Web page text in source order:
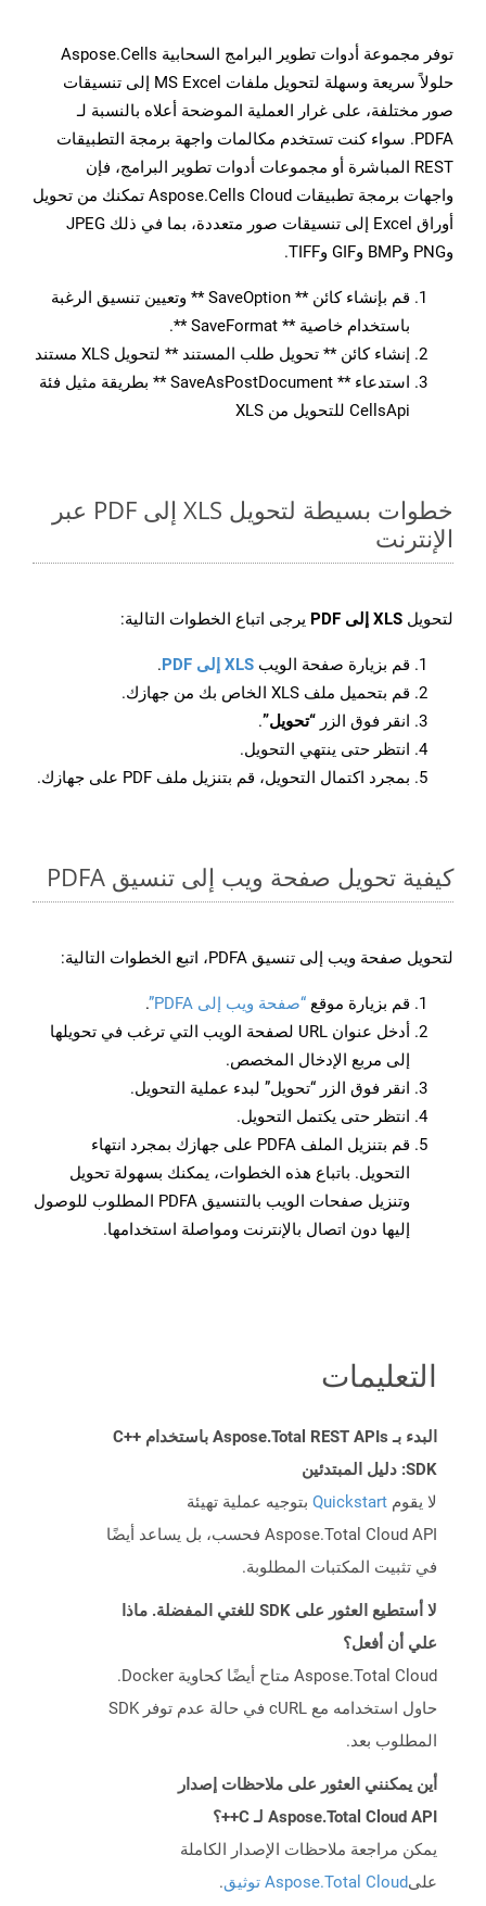
توفر مجموعة أدوات تطوير البرامج السحابية Aspose.Cells
حلولاً سريعة وسهلة لتحويل ملفات MS Excel إلى تنسيقات
صور مختلفة، على غرار العملية الموضحة أعلاه بالنسبة لـ
PDFA. سواء كنت تستخدم مكالمات واجهة برمجة التطبيقات
REST المباشرة أو مجموعات أدوات تطوير البرامج، فإن
واجهات برمجة تطبيقات Aspose.Cells Cloud تمكنك من تحويل
أوراق Excel إلى تنسيقات صور متعددة، بما في ذلك JPEG
وPNG وBMP وGIF وTIFF.
قم بإنشاء كائن ** SaveOption ** وتعيين تنسيق الرغبة
باستخدام خاصية ** SaveFormat **.
إنشاء كائن ** تحويل طلب المستند ** لتحويل XLS مستند
استدعاء ** SaveAsPostDocument ** بطريقة مثيل فئة
CellsApi للتحويل من XLS
خطوات بسيطة لتحويل XLS إلى PDF عبر
الإنترنت
لتحويل XLS إلى PDF يرجى اتباع الخطوات التالية:
قم بزيارة صفحة الويب XLS إلى PDF
.
قم بتحميل ملف XLS الخاص بك من جهازك.
انقر فوق الزر “تحويل”.
انتظر حتى ينتهي التحويل.
بمجرد اكتمال التحويل، قم بتنزيل ملف PDF على جهازك.
كيفية تحويل صفحة ويب إلى تنسيق PDFA
لتحويل صفحة ويب إلى تنسيق PDFA، اتبع الخطوات التالية:
قم بزيارة موقع “صفحة ويب إلى PDFA”
.
أدخل عنوان URL لصفحة الويب التي ترغب في تحويلها
إلى مربع الإدخال المخصص.
انقر فوق الزر “تحويل” لبدء عملية التحويل.
انتظر حتى يكتمل التحويل.
قم بتنزيل الملف PDFA على جهازك بمجرد انتهاء
التحويل. باتباع هذه الخطوات، يمكنك بسهولة تحويل
وتنزيل صفحات الويب بالتنسيق PDFA المطلوب للوصول
إليها دون اتصال بالإنترنت ومواصلة استخدامها.
التعليمات
البدء بـ Aspose.Total REST APIs باستخدام C++
SDK: دليل المبتدئين
لا يقوم Quickstart بتوجيه عملية تهيئة
Aspose.Total Cloud API فحسب، بل يساعد أيضًا
في تثبيت المكتبات المطلوبة.
لا أستطيع العثور على SDK للغتي المفضلة. ماذا
علي أن أفعل؟
Aspose.Total Cloud متاح أيضًا كحاوية Docker.
حاول استخدامه مع cURL في حالة عدم توفر SDK
المطلوب بعد.
أين يمكنني العثور على ملاحظات إصدار
Aspose.Total Cloud API لـ C++؟
يمكن مراجعة ملاحظات الإصدار الكاملة
علىAspose.Total Cloud توثيق .